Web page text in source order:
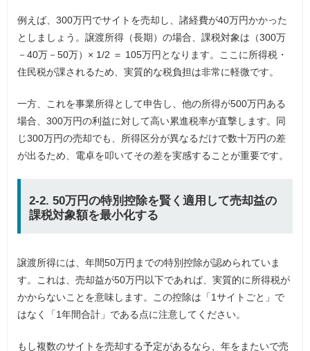
例えば、300万円でサイトを売却し、諸経費が40万円かかった
としましょう。譲渡所得（長期）の場合、課税対象は（300万
－40万－50万）× 1/2 ＝ 105万円となります。ここに所得税・
住民税が課されるため、実質的な税負担は非常に軽微です。
一方、これを事業所得として申告し、他の所得が500万円ある
場合、300万円の利益に対して高い累進税率が直撃します。同
じ300万円の売却でも、所得区分が異なるだけで数十万円の差
が出るため、電卓を叩いてその差を実感することが重要です。
2-2. 50万円の特別控除を賢く適用して売却益の
課税対象額を最小化する
譲渡所得には、年間50万円までの特別控除が認められていま
す。これは、売却益が50万円以下であれば、実質的に所得税が
かからないことを意味します。この控除は「1サイトごと」で
はなく「1年間合計」である点に注意してください。
もし複数のサイトを売却する予定があるなら、年をまたいで売